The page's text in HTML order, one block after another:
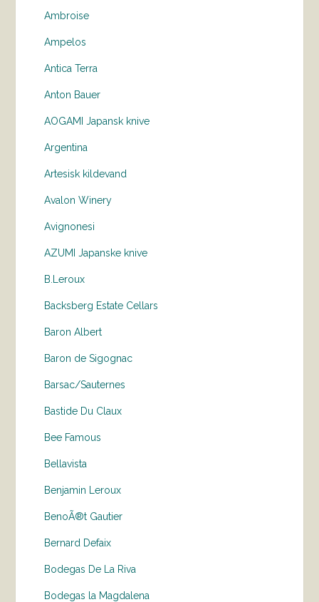
Ambroise
Ampelos
Antica Terra
Anton Bauer
AOGAMI Japansk knive
Argentina
Artesisk kildevand
Avalon Winery
Avignonesi
AZUMI Japanske knive
B.Leroux
Backsberg Estate Cellars
Baron Albert
Baron de Sigognac
Barsac/Sauternes
Bastide Du Claux
Bee Famous
Bellavista
Benjamin Leroux
BenoÃ®t Gautier
Bernard Defaix
Bodegas De La Riva
Bodegas la Magdalena